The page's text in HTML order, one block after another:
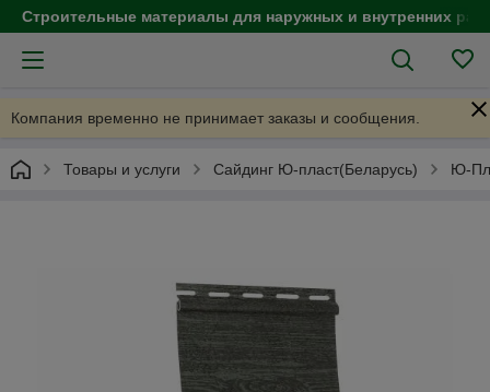
Строительные материалы для наружных и внутренних
Компания временно не принимает заказы и сообщения.
Товары и услуги Сайдинг Ю-пласт(Беларусь) Ю-